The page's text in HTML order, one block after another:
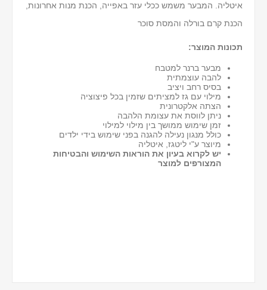
איטליה. המבער משמש ככלי עזר באפייה, הכנת מנות אחרונות,
הכנת קרם בורלה והמסת סוכר
תכונות המוצר:
מבער ברנר למטבח
להבה עוצמתית
בסיס רחב ויציב
מילוי עם גז למציתים שזמין בכל פיצוציה
הצתה אלקטרונית
ניתן לווסת את עצומת הלהבה
זמן שימוש ממושך בין מילוי למילוי
כולל מנגון נעילה להגנה בפני שימוש בידי ילדים
מיוצר ע"י ליטגז, איטליה
יש לקרוא בעיון את הוראות השימוש והבטיחות
המצורפים למוצר